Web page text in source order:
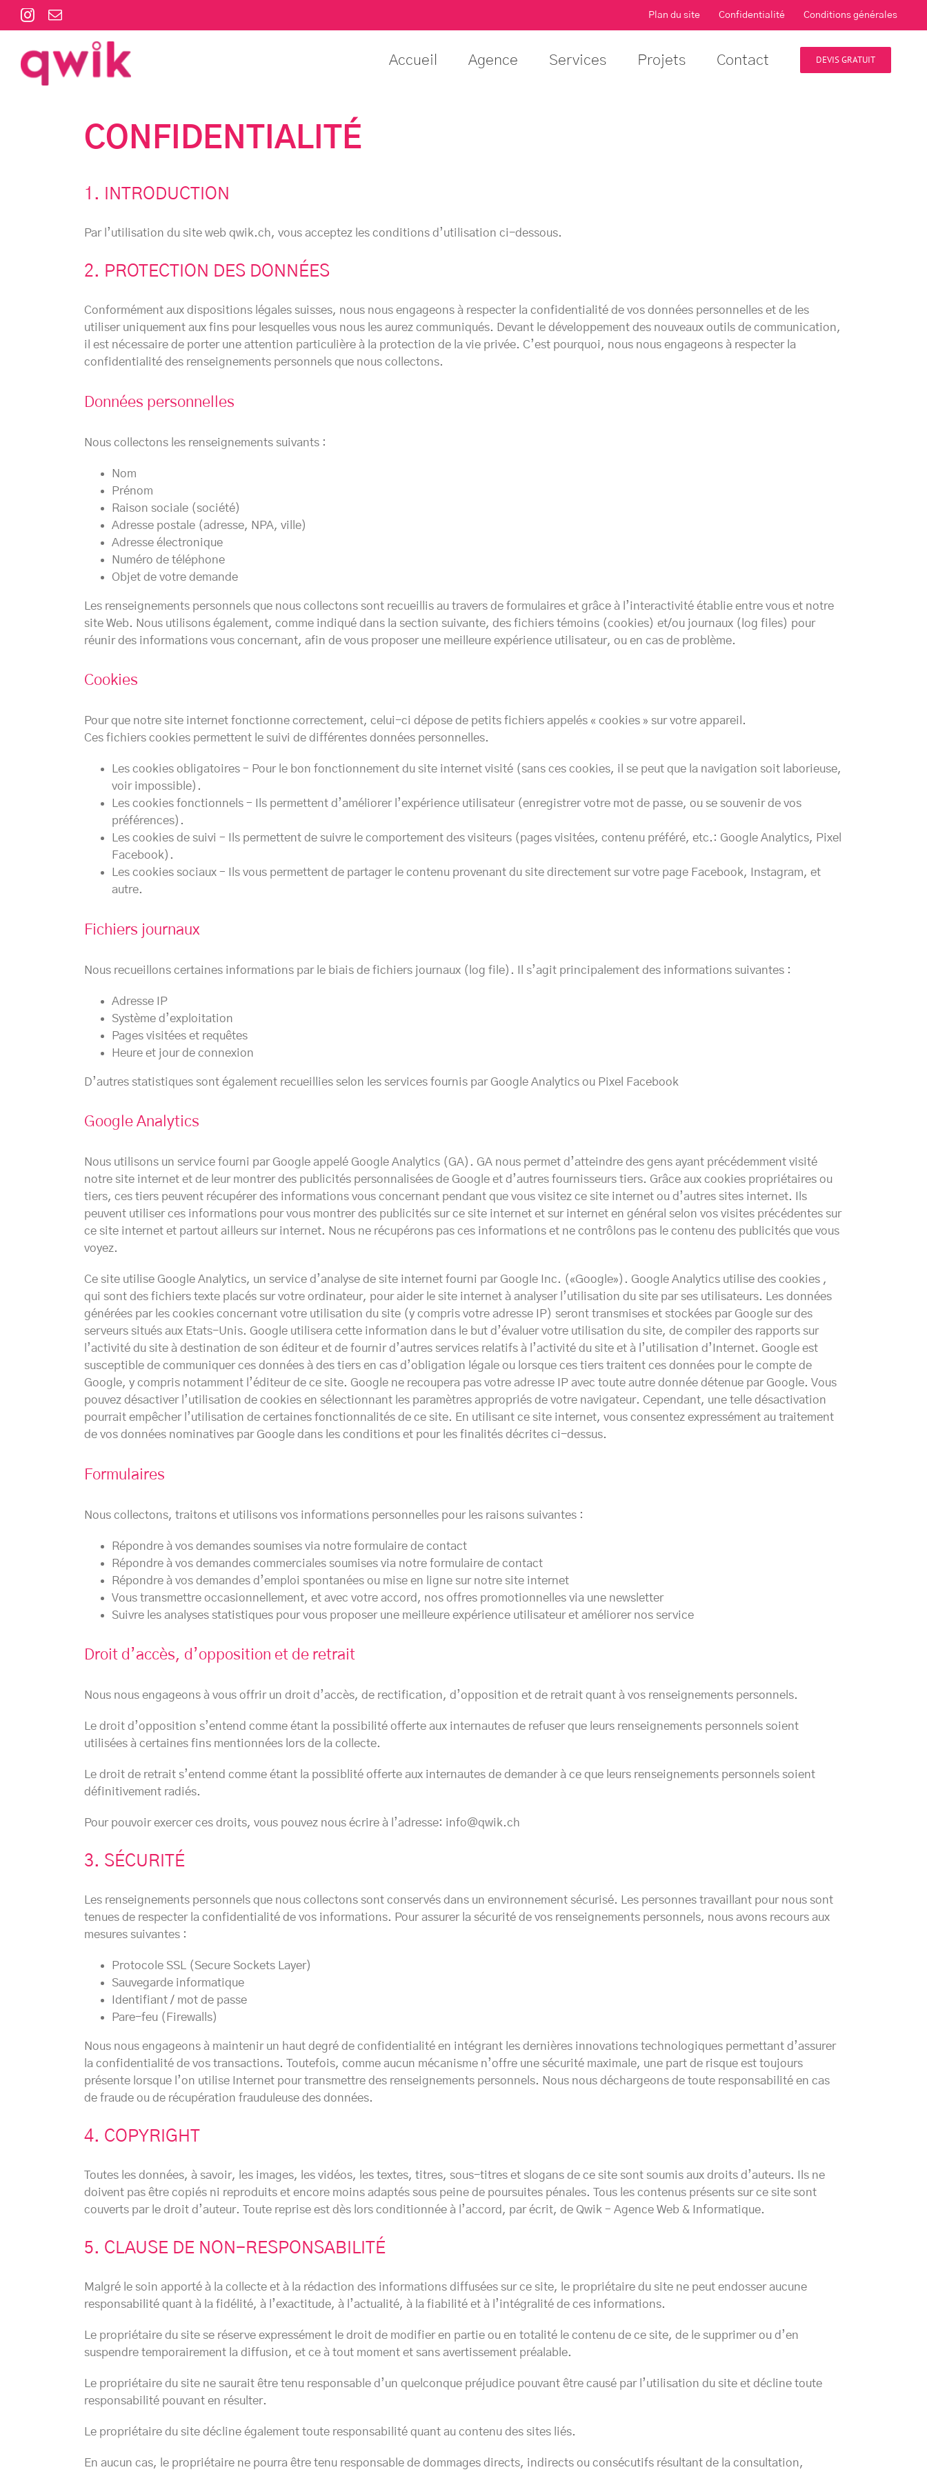
PasserInstagram
Email Plan du site Confidentialité Conditions générales
Accueil Agence Services Projets Contact DEVIS GRATUIT
CONFIDENTIALITÉ
1. INTRODUCTION
Par l’utilisation du site web qwik.ch, vous acceptez les conditions d’utilisation ci-dessous.
2. PROTECTION DES DONNÉES
Conformément aux dispositions légales suisses, nous nous engageons à respecter la confidentialité de vos données personnelles et de les
utiliser uniquement aux fins pour lesquelles vous nous les aurez communiqués. Devant le développement des nouveaux outils de communication,
il est nécessaire de porter une attention particulière à la protection de la vie privée. C’est pourquoi, nous nous engageons à respecter la
confidentialité des renseignements personnels que nous collectons.
Données personnelles
Nous collectons les renseignements suivants :
Nom
Prénom
Raison sociale (société)
Adresse postale (adresse, NPA, ville)
Adresse électronique
Numéro de téléphone
Objet de votre demande
Les renseignements personnels que nous collectons sont recueillis au travers de formulaires et grâce à l’interactivité établie entre vous et notre
site Web. Nous utilisons également, comme indiqué dans la section suivante, des fichiers témoins (cookies) et/ou journaux (log files) pour
réunir des informations vous concernant, afin de vous proposer une meilleure expérience utilisateur, ou en cas de problème.
Cookies
Pour que notre site internet fonctionne correctement, celui-ci dépose de petits fichiers appelés « cookies » sur votre appareil.
Ces fichiers cookies permettent le suivi de différentes données personnelles.
Les cookies obligatoires – Pour le bon fonctionnement du site internet visité (sans ces cookies, il se peut que la navigation soit laborieuse,
voir impossible).
Les cookies fonctionnels – Ils permettent d’améliorer l’expérience utilisateur (enregistrer votre mot de passe, ou se souvenir de vos
préférences).
Les cookies de suivi – Ils permettent de suivre le comportement des visiteurs (pages visitées, contenu préféré, etc.: Google Analytics, Pixel
Facebook).
Les cookies sociaux – Ils vous permettent de partager le contenu provenant du site directement sur votre page Facebook, Instagram, et
autre.
Fichiers journaux
Nous recueillons certaines informations par le biais de fichiers journaux (log file). Il s’agit principalement des informations suivantes :
Adresse IP
Système d’exploitation
Pages visitées et requêtes
Heure et jour de connexion
D’autres statistiques sont également recueillies selon les services fournis par Google Analytics ou Pixel Facebook
Google Analytics
Nous utilisons un service fourni par Google appelé Google Analytics (GA). GA nous permet d’atteindre des gens ayant précédemment visité
notre site internet et de leur montrer des publicités personnalisées de Google et d’autres fournisseurs tiers. Grâce aux cookies propriétaires ou
tiers, ces tiers peuvent récupérer des informations vous concernant pendant que vous visitez ce site internet ou d’autres sites internet. Ils
peuvent utiliser ces informations pour vous montrer des publicités sur ce site internet et sur internet en général selon vos visites précédentes sur
ce site internet et partout ailleurs sur internet. Nous ne récupérons pas ces informations et ne contrôlons pas le contenu des publicités que vous
voyez.
Ce site utilise Google Analytics, un service d’analyse de site internet fourni par Google Inc. («Google»). Google Analytics utilise des cookies ,
qui sont des fichiers texte placés sur votre ordinateur, pour aider le site internet à analyser l’utilisation du site par ses utilisateurs. Les données
générées par les cookies concernant votre utilisation du site (y compris votre adresse IP) seront transmises et stockées par Google sur des
serveurs situés aux Etats-Unis. Google utilisera cette information dans le but d’évaluer votre utilisation du site, de compiler des rapports sur
l’activité du site à destination de son éditeur et de fournir d’autres services relatifs à l’activité du site et à l’utilisation d’Internet. Google est
susceptible de communiquer ces données à des tiers en cas d’obligation légale ou lorsque ces tiers traitent ces données pour le compte de
Google, y compris notamment l’éditeur de ce site. Google ne recoupera pas votre adresse IP avec toute autre donnée détenue par Google. Vous
pouvez désactiver l’utilisation de cookies en sélectionnant les paramètres appropriés de votre navigateur. Cependant, une telle désactivation
pourrait empêcher l’utilisation de certaines fonctionnalités de ce site. En utilisant ce site internet, vous consentez expressément au traitement
de vos données nominatives par Google dans les conditions et pour les finalités décrites ci-dessus.
Formulaires
Nous collectons, traitons et utilisons vos informations personnelles pour les raisons suivantes :
Répondre à vos demandes soumises via notre formulaire de contact
Répondre à vos demandes commerciales soumises via notre formulaire de contact
Répondre à vos demandes d’emploi spontanées ou mise en ligne sur notre site internet
Vous transmettre occasionnellement, et avec votre accord, nos offres promotionnelles via une newsletter
Suivre les analyses statistiques pour vous proposer une meilleure expérience utilisateur et améliorer nos service
Droit d’accès, d’opposition et de retrait
Nous nous engageons à vous offrir un droit d’accès, de rectification, d’opposition et de retrait quant à vos renseignements personnels.
Le droit d’opposition s’entend comme étant la possibilité offerte aux internautes de refuser que leurs renseignements personnels soient
utilisées à certaines fins mentionnées lors de la collecte.
Le droit de retrait s’entend comme étant la possiblité offerte aux internautes de demander à ce que leurs renseignements personnels soient
définitivement radiés.
Pour pouvoir exercer ces droits, vous pouvez nous écrire à l’adresse: info@qwik.ch
3. SÉCURITÉ
Les renseignements personnels que nous collectons sont conservés dans un environnement sécurisé. Les personnes travaillant pour nous sont
tenues de respecter la confidentialité de vos informations. Pour assurer la sécurité de vos renseignements personnels, nous avons recours aux
mesures suivantes :
Protocole SSL (Secure Sockets Layer)
Sauvegarde informatique
Identifiant / mot de passe
Pare-feu (Firewalls)
Nous nous engageons à maintenir un haut degré de confidentialité en intégrant les dernières innovations technologiques permettant d’assurer
la confidentialité de vos transactions. Toutefois, comme aucun mécanisme n’offre une sécurité maximale, une part de risque est toujours
présente lorsque l’on utilise Internet pour transmettre des renseignements personnels. Nous nous déchargeons de toute responsabilité en cas
de fraude ou de récupération frauduleuse des données.
4. COPYRIGHT
Toutes les données, à savoir, les images, les vidéos, les textes, titres, sous-titres et slogans de ce site sont soumis aux droits d’auteurs. Ils ne
doivent pas être copiés ni reproduits et encore moins adaptés sous peine de poursuites pénales. Tous les contenus présents sur ce site sont
couverts par le droit d’auteur. Toute reprise est dès lors conditionnée à l’accord, par écrit, de Qwik – Agence Web & Informatique.
5. CLAUSE DE NON-RESPONSABILITÉ
Malgré le soin apporté à la collecte et à la rédaction des informations diffusées sur ce site, le propriétaire du site ne peut endosser aucune
responsabilité quant à la fidélité, à l’exactitude, à l’actualité, à la fiabilité et à l’intégralité de ces informations.
Le propriétaire du site se réserve expressément le droit de modifier en partie ou en totalité le contenu de ce site, de le supprimer ou d’en
suspendre temporairement la diffusion, et ce à tout moment et sans avertissement préalable.
Le propriétaire du site ne saurait être tenu responsable d’un quelconque préjudice pouvant être causé par l’utilisation du site et décline toute
responsabilité pouvant en résulter.
Le propriétaire du site décline également toute responsabilité quant au contenu des sites liés.
En aucun cas, le propriétaire ne pourra être tenu responsable de dommages directs, indirects ou consécutifs résultant de la consultation,